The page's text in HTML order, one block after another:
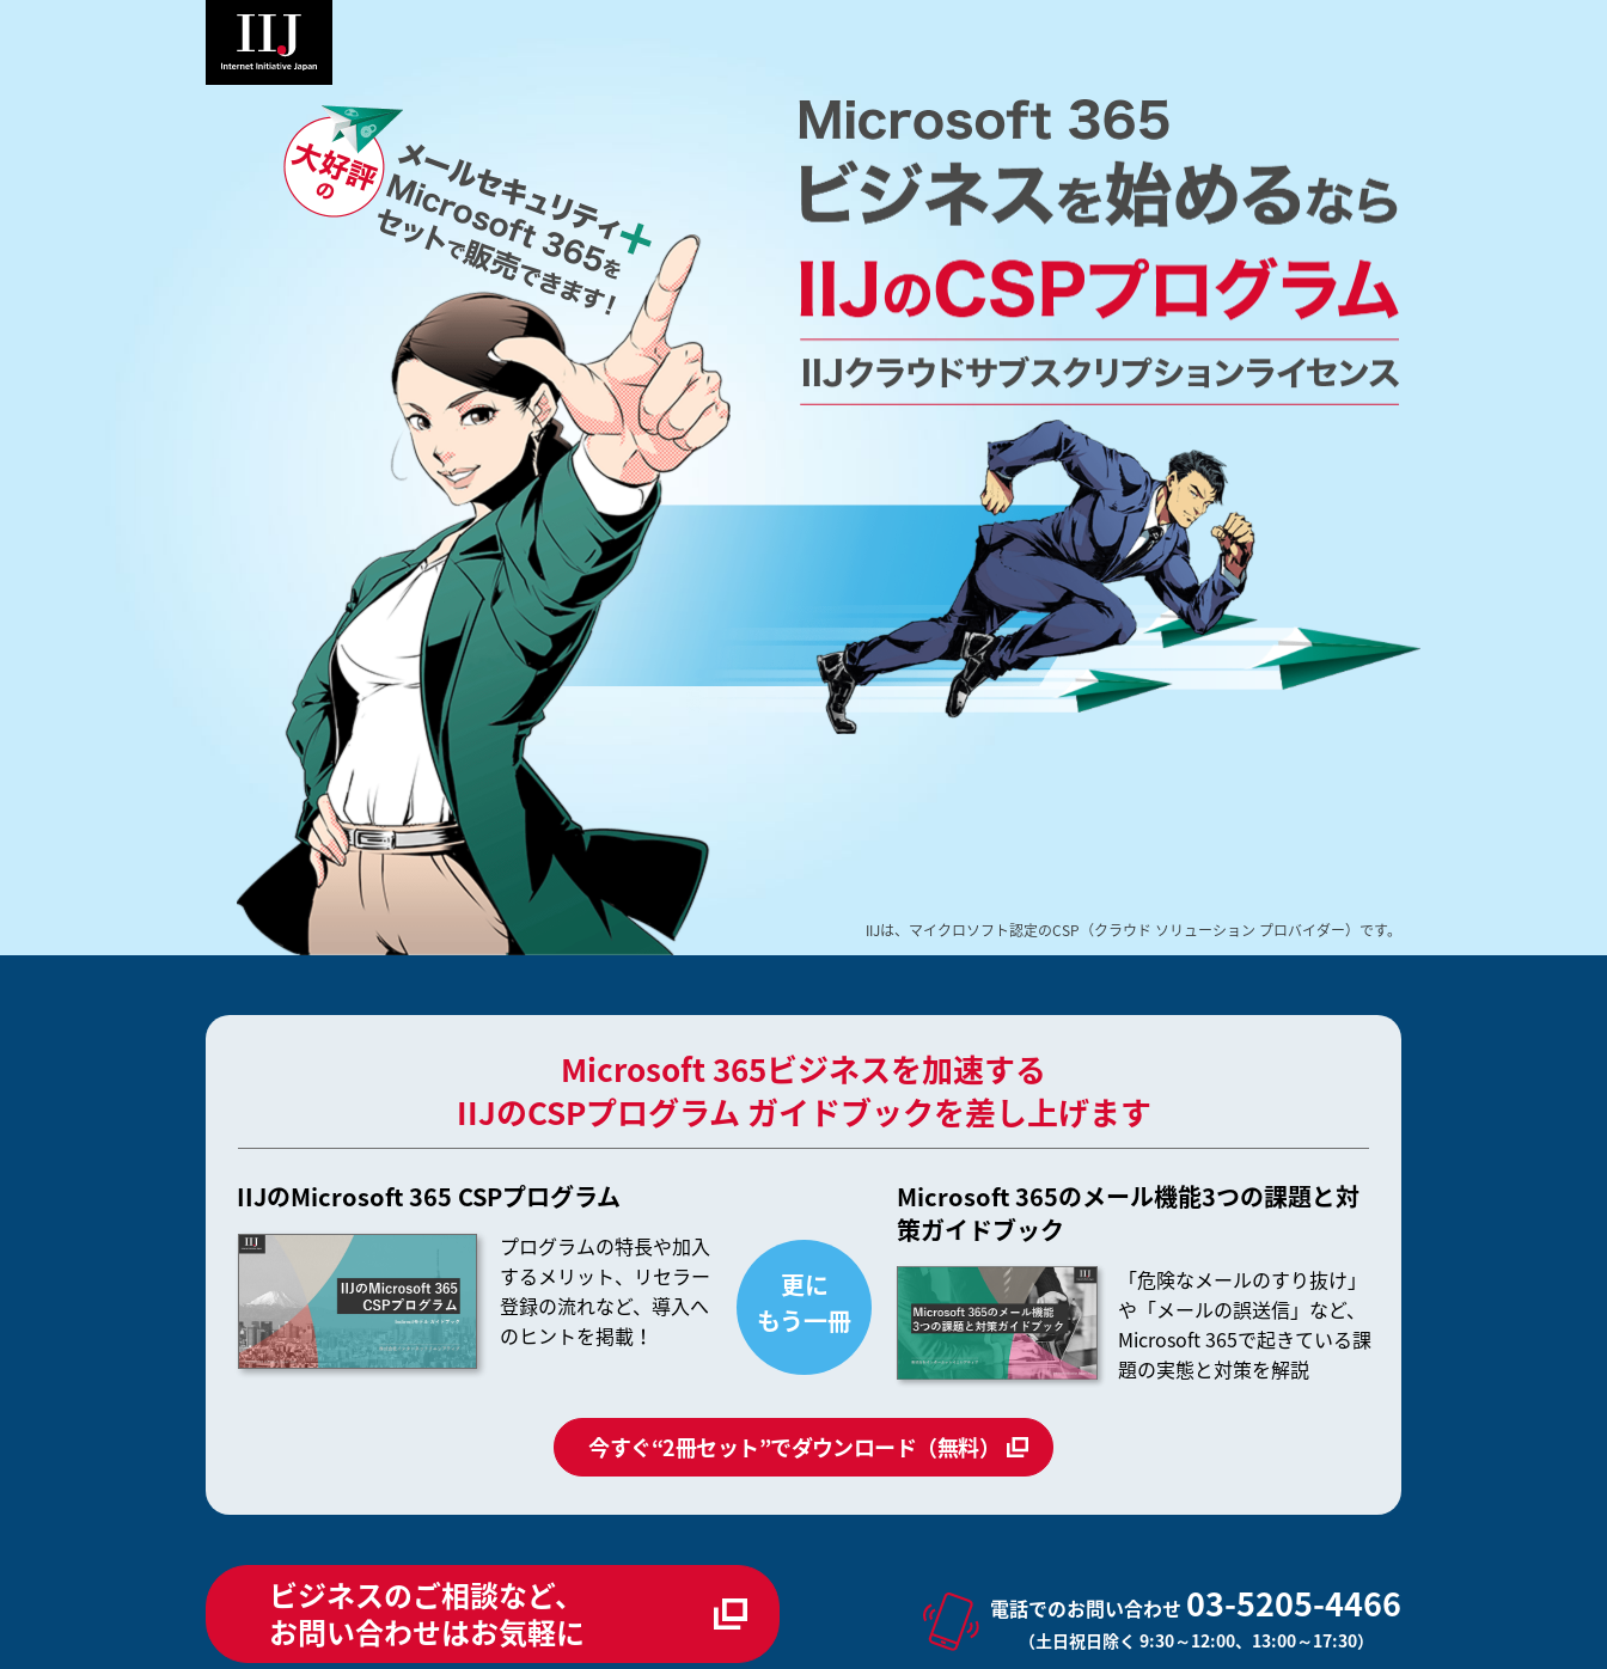
IIJは、マイクロソフト認定のCSP（クラウド ソリューション プロバイダー）です。
Microsoft 365ビジネスを加速する
IIJのCSPプログラム ガイドブックを差し上げます
IIJのMicrosoft 365 CSPプログラム
プログラムの特長や加入
するメリット、リセラー
登録の流れなど、導入へ
のヒントを掲載！
更に
もう一冊
Microsoft 365のメール機能3つの課題と対
策ガイドブック
「危険なメールのすり抜け」
や「メールの誤送信」など、
Microsoft 365で起きている課
題の実態と対策を解説
今すぐ“2冊セット”でダウンロード（無料）
ビジネスのご相談など、
お問い合わせはお気軽に
電話でのお問い合わせ 03-5205-4466
（土日祝日除く 9:30～12:00、13:00～17:30）